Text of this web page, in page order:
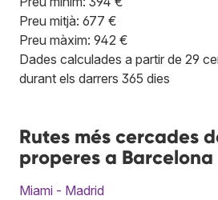
Preu mitjà: 677 €
Preu màxim: 942 €
Dades calculades a partir de 29
durant els darrers 365 dies
Rutes més cercades
properes a Barcelona
Miami - Madrid